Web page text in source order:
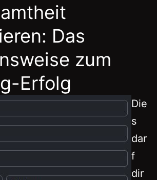
Das
zum
Erfolg
Die
s
dar
f
dir